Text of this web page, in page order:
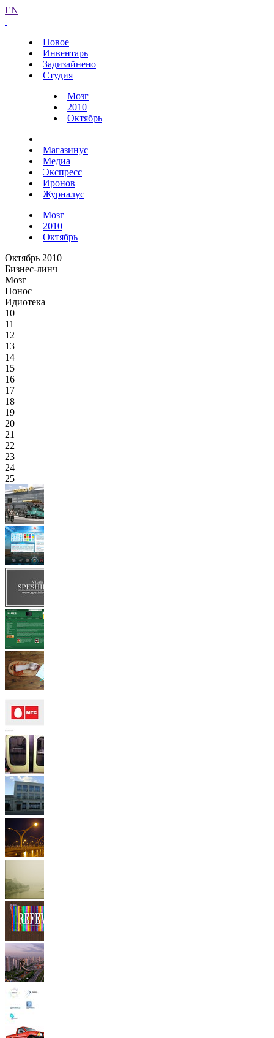
EN
Новое
Инвентарь
Задизайнено
Студия
Мозг
2010
Октябрь
Магазинус
Медиа
Экспресс
Иронов
Журналус
Мозг
2010
Октябрь
Октябрь 2010
Бизнес-линч
Мозг
Понос
Идиотека
10
11
12
13
14
15
16
17
18
19
20
21
22
23
24
25